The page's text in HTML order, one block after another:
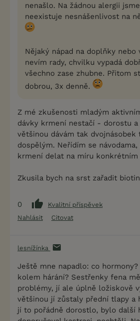
nenašlo. Na žádnou alergii
neexistuje nesnášenlivost na
Nějaký nápad na doplňky nebo
nevím rady, chvilku vypadá
všechno zase zhubne. Přitom
dobrou, 3x denně.
Z mé zkušenosti mladým
dávky krmení nestačí - dorostu
většinou dávám tak dvojnásobek
dospělým. Neřídím se
krmení delat na míru konkrétním
Zkusila bych na srst zařadit
0
Kvalitní příspěvek
Nahlásit
Citovat
lesnížínka
Ještě mne napadlo: co
kolem hárání? Sestřenky fena
problémy, jí ale úplně ložiskově
většinou jí zůstaly přední tlapy a
jí to pořádně dorostlo, bylo další